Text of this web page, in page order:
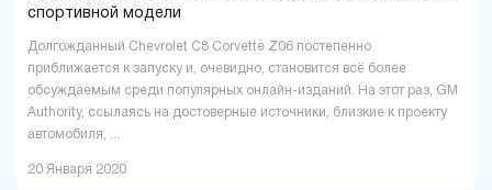
спортивной модели
Долгожданный Chevrolet C8 Corvette Z06 постепенно
приближается к запуску и, очевидно, становится всё более
обсуждаемым среди популярных онлайн-изданий. На этот раз, GM
Authority, ссылаясь на достоверные источники, близкие к проекту
автомобиля, ...
20 Января 2020